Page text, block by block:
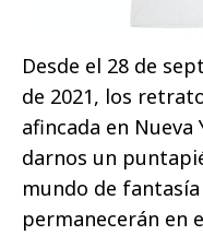
Desde el 28 de
de 2021, los
afincada en
darnos un
mundo de
permanecerán en